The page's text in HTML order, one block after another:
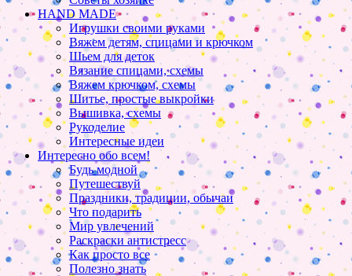
HAND MADE
Игрушки своими руками
Вяжем детям, спицами и крючком
Шьем для деток
Вязание спицами, схемы
Вяжем крючком, схемы
Шитье, простые выкройки
Вышивка, схемы
Рукоделие
Интересные идеи
Интересно обо всем!
Будь модной
Путешествуй
Праздники, традиции, обычаи
Что подарить
Мир увлечений
Раскраски антистресс
Как просто все
Полезно знать